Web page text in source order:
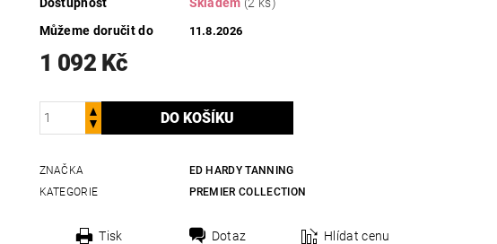
Můžeme doručit do
11.8.2026
1 092 Kč
ZNAČKA
ED HARDY TANNING
KATEGORIE
PREMIER COLLECTION
Tisk Dotaz Hlídat cenu